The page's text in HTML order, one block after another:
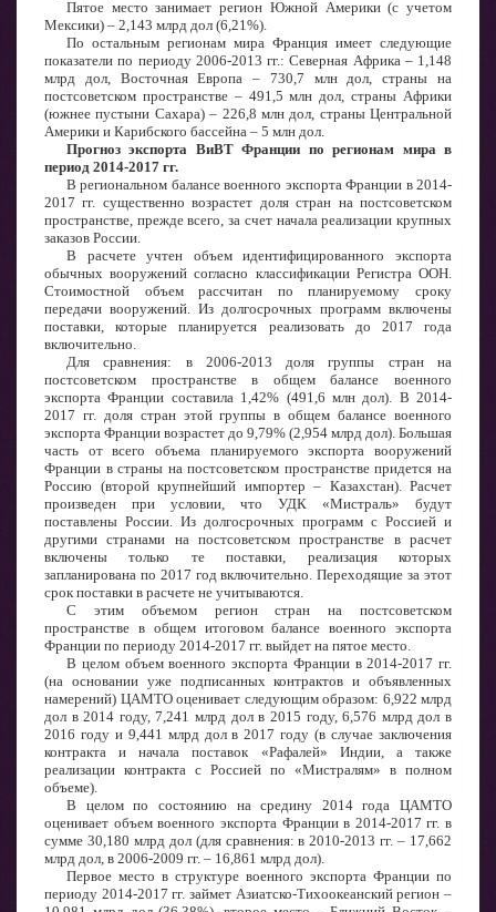
Пятое место занимает регион Южной Америки (с учетом
Мексики) – 2,143 млрд дол (6,21%).
По остальным регионам мира Франция имеет следующие
показатели по периоду 2006-2013 гг.: Северная Африка – 1,148
млрд дол, Восточная Европа – 730,7 млн дол, страны на
постсоветском пространстве – 491,5 млн дол, страны Африки
(южнее пустыни Сахара) – 226,8 млн дол, страны Центральной
Америки и Карибского бассейна – 5 млн дол.
Прогноз экспорта ВиВТ Франции по регионам мира в
период 2014-2017 гг.
В региональном балансе военного экспорта Франции в 2014-
2017 гг. существенно возрастет доля стран на постсоветском
пространстве, прежде всего, за счет начала реализации крупных
заказов России.
В расчете учтен объем идентифицированного экспорта
обычных вооружений согласно классификации Регистра ООН.
Стоимостной объем рассчитан по планируемому сроку
передачи вооружений. Из долгосрочных программ включены
поставки, которые планируется реализовать до 2017 года
включительно.
Для сравнения: в 2006-2013 доля группы стран на
постсоветском пространстве в общем балансе военного
экспорта Франции составила 1,42% (491,6 млн дол). В 2014-
2017 гг. доля стран этой группы в общем балансе военного
экспорта Франции возрастет до 9,79% (2,954 млрд дол). Большая
часть от всего объема планируемого экспорта вооружений
Франции в страны на постсоветском пространстве придется на
Россию (второй крупнейший импортер – Казахстан). Расчет
произведен при условии, что УДК «Мистраль» будут
поставлены России. Из долгосрочных программ с Россией и
другими странами на постсоветском пространстве в расчет
включены только те поставки, реализация которых
запланирована по 2017 год включительно. Переходящие за этот
срок поставки в расчете не учитываются.
С этим объемом регион стран на постсоветском
пространстве в общем итоговом балансе военного экспорта
Франции по периоду 2014-2017 гг. выйдет на пятое место.
В целом объем военного экспорта Франции в 2014-2017 гг.
(на основании уже подписанных контрактов и объявленных
намерений) ЦАМТО оценивает следующим образом: 6,922 млрд
дол в 2014 году, 7,241 млрд дол в 2015 году, 6,576 млрд дол в
2016 году и 9,441 млрд дол в 2017 году (в случае заключения
контракта и начала поставок «Рафалей» Индии, а также
реализации контракта с Россией по «Мистралям» в полном
объеме).
В целом по состоянию на средину 2014 года ЦАМТО
оценивает объем военного экспорта Франции в 2014-2017 гг. в
сумме 30,180 млрд дол (для сравнения: в 2010-2013 гг. – 17,662
млрд дол, в 2006-2009 гг. – 16,861 млрд дол).
Первое место в структуре военного экспорта Франции по
периоду 2014-2017 гг. займет Азиатско-Тихоокеанский регион –